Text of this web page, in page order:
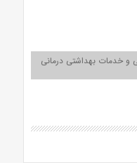
و خدمات بهداشتی درمانی